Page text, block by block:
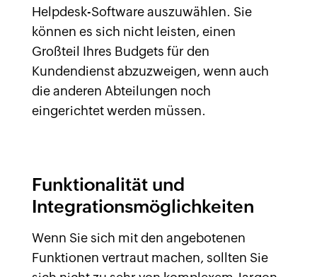
Helpdesk-Software auszuwählen. Sie
können es sich nicht leisten, einen
Großteil Ihres Budgets für den
Kundendienst abzuzweigen, wenn auch
die anderen Abteilungen noch
eingerichtet werden müssen.
Funktionalität und
Integrationsmöglichkeiten
Wenn Sie sich mit den angebotenen
Funktionen vertraut machen, sollten Sie